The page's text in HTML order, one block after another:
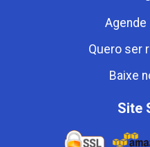
Agende
Quero ser
Baixe
Site